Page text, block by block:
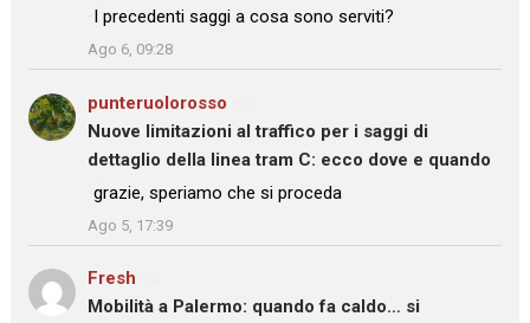
: “I precedenti saggi a cosa sono serviti?
Ago 6, 09:28
punteruolorosso
Nuove limitazioni al traffico per i saggi di
dettaglio della linea tram C: ecco dove e quando
: “
grazie, speriamo che si proceda
”
Ago 5, 17:39
Fresh
Mobilità a Palermo: quando fa caldo… si